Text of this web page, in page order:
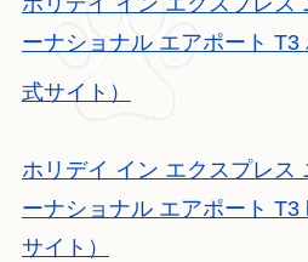
ーナショナル エアポート T3
式サイト）
ホリデイ イン エクスプレス
ーナショナル エアポート
サイト）